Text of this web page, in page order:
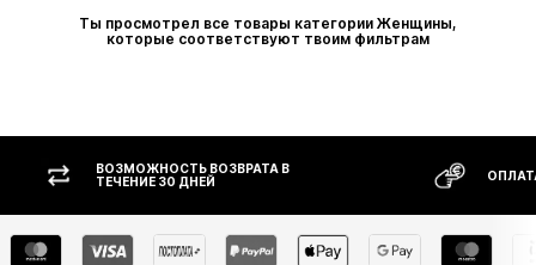
Ты просмотрел все товары категории Женщины,
которые соответствуют твоим фильтрам
ВОЗМОЖНОСТЬ ВОЗВРАТА В
ТЕЧЕНИЕ 30 ДНЕЙ